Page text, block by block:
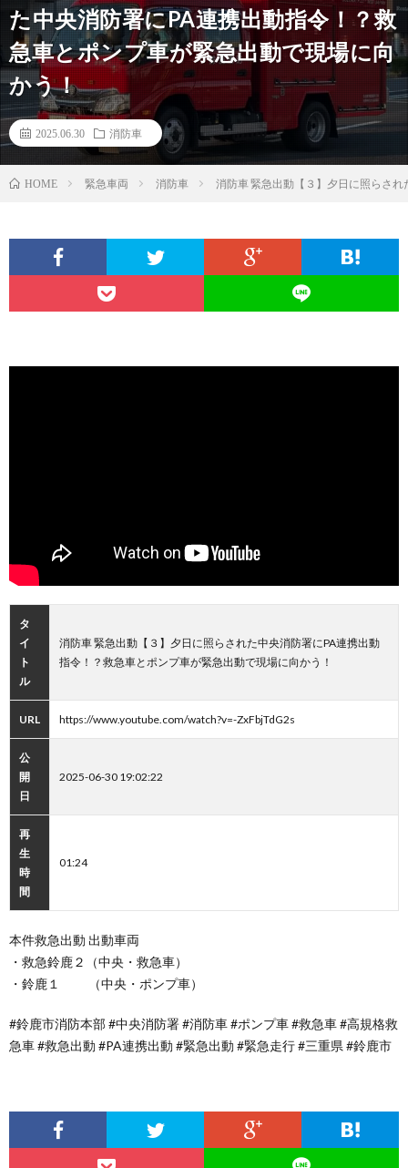
た中央消防署にPA連携出動指令！？救
急車とポンプ車が緊急出動で現場に向
かう！
2025.06.30 消防車
HOME 緊急車両 消防車 消防車 緊急出動【３】夕日に照らさ
タ
イ
ト
ル
消防車 緊急出動【３】夕日に照らされた中央消防署にPA連携出動
指令！？救急車とポンプ車が緊急出動で現場に向かう！
URL https://www.youtube.com/watch?v=-ZxFbjTdG2s
公
開
日
2025-06-30 19:02:22
再
生
時
間
01:24
本件救急出動 出動車両
・救急鈴鹿２（中央・救急車）
・鈴鹿１ （中央・ポンプ車）
#鈴鹿市消防本部 #中央消防署 #消防車 #ポンプ車 #救急車 #高規格救
急車 #救急出動 #PA連携出動 #緊急出動 #緊急走行 #三重県 #鈴鹿市